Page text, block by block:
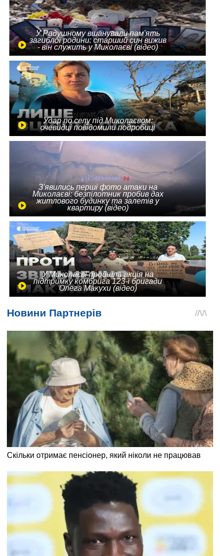
У Радушному вшанували пам'ять
загиблої родини: старший син вижив
- він служить у Миколаєві (відео)
Удар по селу під Миколаєвом:
очевидці повідомили подробиці
З'явились перші фото атаки на
Миколаєві: безпілотник пробив дах
житлового будинку та залетів у
квартиру (відео)
У Миколаєві пройшла акція на
підтримку комбрига 123-ї бригади
Олега Макухи (відео)